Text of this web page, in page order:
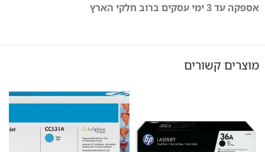
אספקה עד 3 ימי עסקים ברוב חלקי הארץ
מוצרים קשורים